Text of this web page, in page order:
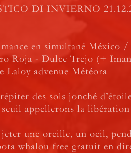
DI INVIERNO
en simultané México
Roja - Dulce Trejo (+
Laloy advenue Météora
des sols jonché
appellerons la
une oreille, un oeil,
whalou free gratuit en